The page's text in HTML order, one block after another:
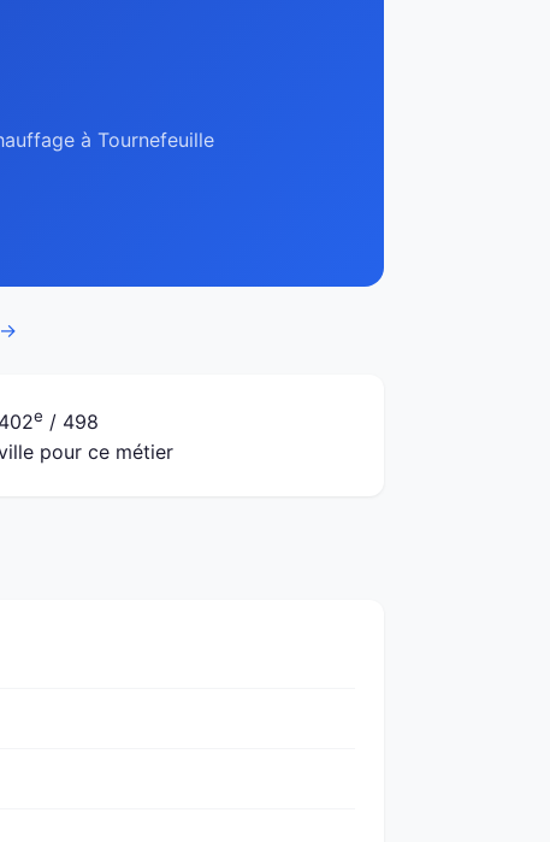
à Tournefeuille
→
402e / 498
pour ce métier